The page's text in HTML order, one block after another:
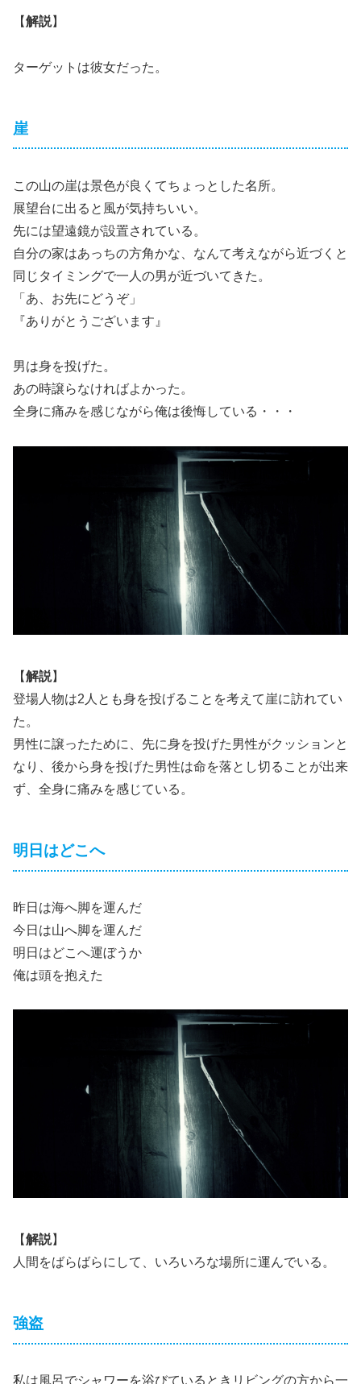
【解説】
ターゲットは彼女だった。
崖
この山の崖は景色が良くてちょっとした名所。
展望台に出ると風が気持ちいい。
先には望遠鏡が設置されている。
自分の家はあっちの方角かな、なんて考えながら近づくと
同じタイミングで一人の男が近づいてきた。
「あ、お先にどうぞ」
『ありがとうございます』
男は身を投げた。
あの時譲らなければよかった。
全身に痛みを感じながら俺は後悔している・・・
【解説】
登場人物は2人とも身を投げることを考えて崖に訪れてい
た。
男性に譲ったために、先に身を投げた男性がクッションと
なり、後から身を投げた男性は命を落とし切ることが出来
ず、全身に痛みを感じている。
明日はどこへ
昨日は海へ脚を運んだ
今日は山へ脚を運んだ
明日はどこへ運ぼうか
俺は頭を抱えた
【解説】
人間をばらばらにして、いろいろな場所に運んでいる。
強盗
私は風呂でシャワーを浴びているときリビングの方から一